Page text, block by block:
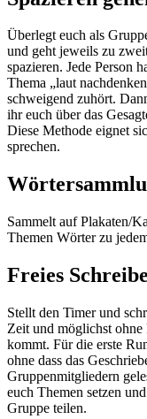
Überlegt euch als
und geht jeweils zu
spazieren. Jede Person
Thema „laut
schweigend zuhört.
ihr euch über das
Diese Methode eignet
sprechen.
Sammelt auf Plakaten/
Themen Wörter zu
Freies
Stellt den Timer und
Zeit und möglichst
kommt. Für die erste
ohne dass das
Gruppenmitgliedern
euch Themen setzen
Gruppe teilen.